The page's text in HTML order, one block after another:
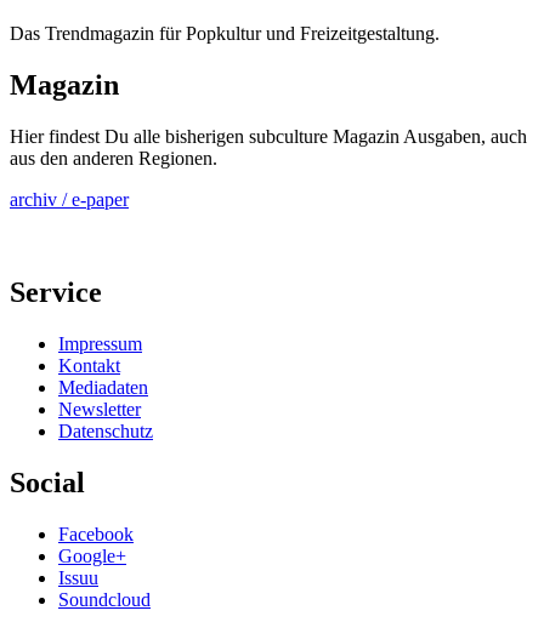
Das Trendmagazin für Popkultur und Freizeitgestaltung.
Magazin
Hier findest Du alle bisherigen subculture Magazin Ausgaben, auch
aus den anderen Regionen.
archiv / e-paper
Service
Impressum
Kontakt
Mediadaten
Newsletter
Datenschutz
Social
Facebook
Google+
Issuu
Soundcloud